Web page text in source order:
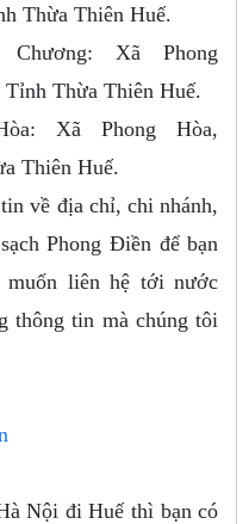
Thừa Thiên Huế.
Chương: Xã Phong
Thừa Thiên Huế.
Phong Hòa,
Thiên Huế.
về địa chỉ, chi nhánh,
Phong Điền để bạn
muốn liên hệ tới nước
thông tin mà chúng tôi
Nội đi Huế thì bạn có